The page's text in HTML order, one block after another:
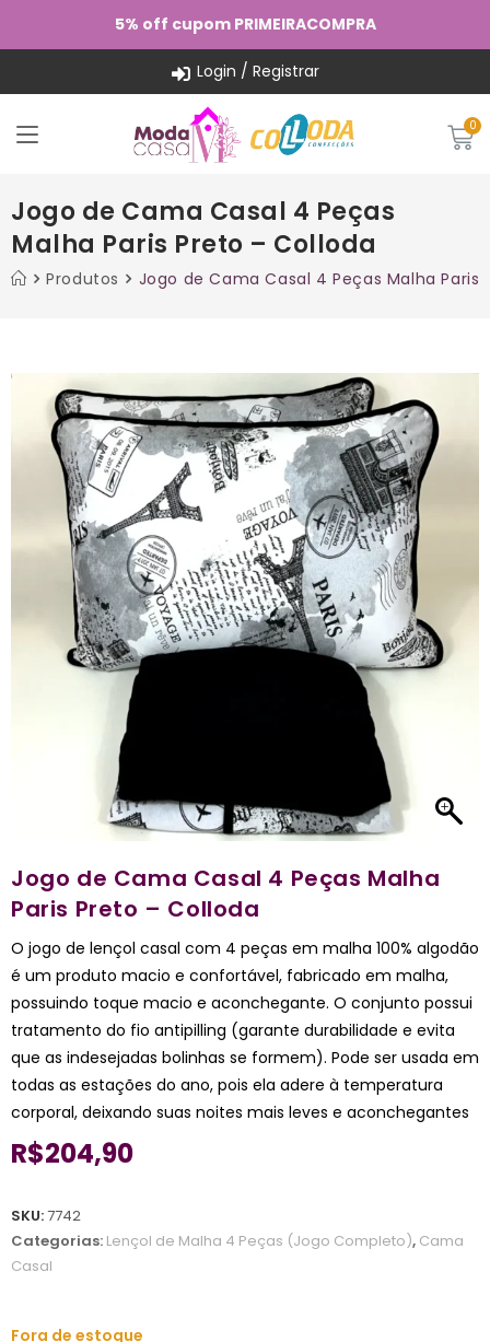
5% off cupom PRIMEIRACOMPRA
Login / Registrar
Jogo de Cama Casal 4 Peças
Malha Paris Preto – Colloda
Produtos Jogo de Cama Casal 4 Peças Malha Paris
Jogo de Cama Casal 4 Peças Malha
Paris Preto – Colloda
O jogo de lençol casal com 4 peças em malha 100% algodão
é um produto macio e confortável, fabricado em malha,
possuindo toque macio e aconchegante. O conjunto possui
tratamento do fio antipilling (garante durabilidade e evita
que as indesejadas bolinhas se formem). Pode ser usada em
todas as estações do ano, pois ela adere à temperatura
corporal, deixando suas noites mais leves e aconchegantes
R$204,90
SKU:7742
Categorias: Lençol de Malha 4 Peças (Jogo Completo), Cama
Casal
Fora de estoque